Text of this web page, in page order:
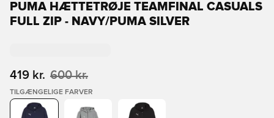
PUMA HÆTTETRØJE TEAMFINAL CASUALS
FULL ZIP - NAVY/PUMA SILVER
419 kr. 600 kr.
TILGÆNGELIGE FARVER